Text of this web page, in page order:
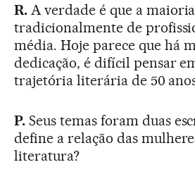
R.A verdade é que a
tradicionalmente de
média. Hoje parece que há
dedicação, é difícil pensar
trajetória literária de 50
P.Seus temas foram duas
define a relação das
literatura?